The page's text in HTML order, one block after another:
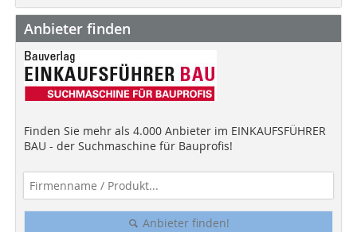
Anbieter finden
Finden Sie mehr als 4.000 Anbieter im EINKAUFSFÜHRER
BAU - der Suchmaschine für Bauprofis!
Anbieter finden!